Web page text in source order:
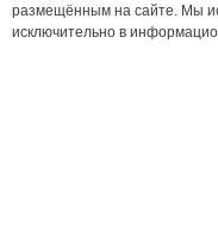
размещённым на сайте. Мы
исключительно в